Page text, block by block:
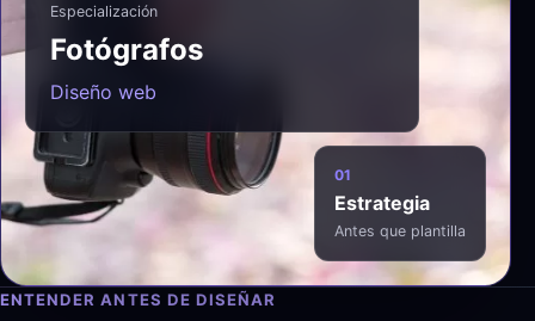
Especialización
Fotógrafos
Diseño web
01
Estrategia
Antes que plantilla
ENTENDER ANTES DE DISEÑAR